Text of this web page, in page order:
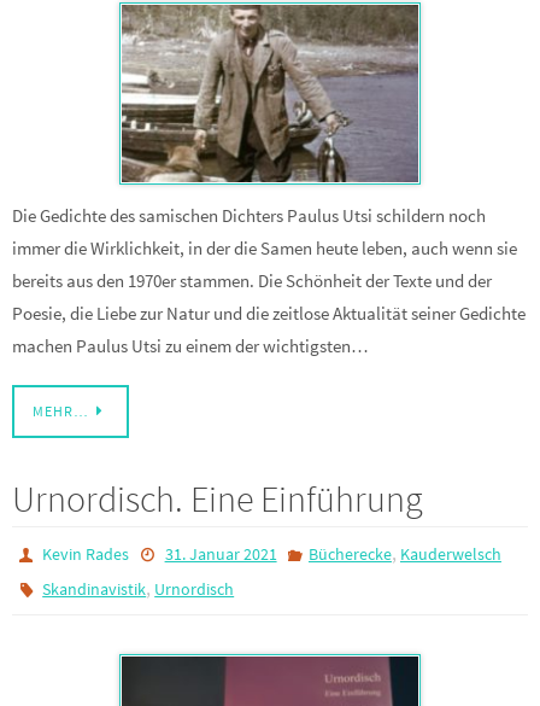
Die Gedichte des samischen Dichters Paulus Utsi schildern noch
immer die Wirklichkeit, in der die Samen heute leben, auch wenn sie
bereits aus den 1970er stammen. Die Schönheit der Texte und der
Poesie, die Liebe zur Natur und die zeitlose Aktualität seiner Gedichte
machen Paulus Utsi zu einem der wichtigsten…
MEHR…
Urnordisch. Eine Einführung
Kevin Rades 31. Januar 2021 Bücherecke, Kauderwelsch
Skandinavistik, Urnordisch